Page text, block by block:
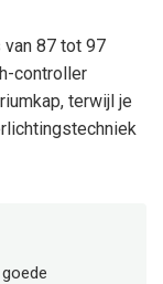
87 tot 97
controller
terwijl je